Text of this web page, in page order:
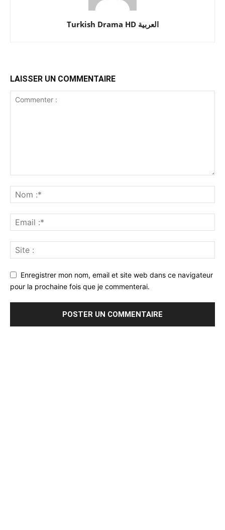
Turkish Drama HD العربية
LAISSER UN COMMENTAIRE
Enregistrer mon nom, email et site web dans ce navigateur
pour la prochaine fois que je commenterai.